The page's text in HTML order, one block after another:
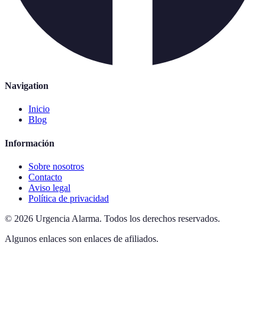
Navigation
Inicio
Blog
Información
Sobre nosotros
Contacto
Aviso legal
Política de privacidad
© 2026 Urgencia Alarma. Todos los derechos reservados.
Algunos enlaces son enlaces de afiliados.